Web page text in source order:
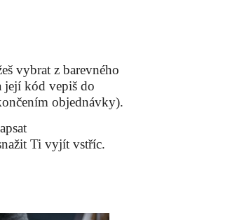
vybrat z barevného
její kód vepiš do
objednávky).
Ti vyjít vstříc.